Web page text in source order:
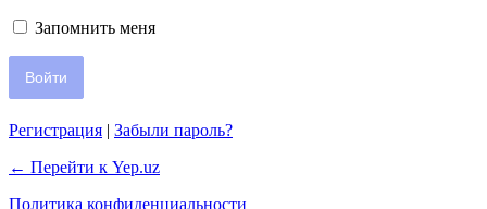
Запомнить меня
Регистрация | Забыли пароль?
← Перейти к Yep.uz
Политика конфиденциальности